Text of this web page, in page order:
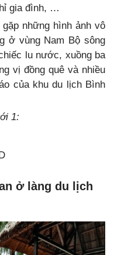
gia đình, …
những hình ảnh vô
ở vùng Nam Bộ sông
lu nước, xuồng ba
vị đồng quê và nhiều
của khu du lịch Bình
1:
ở làng du lịch